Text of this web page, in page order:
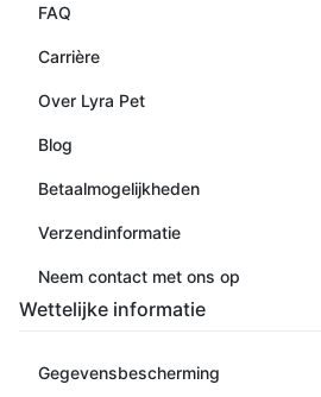
FAQ
Carrière
Over Lyra Pet
Blog
Betaalmogelijkheden
Verzendinformatie
Neem contact met ons op
Wettelijke informatie
Gegevensbescherming